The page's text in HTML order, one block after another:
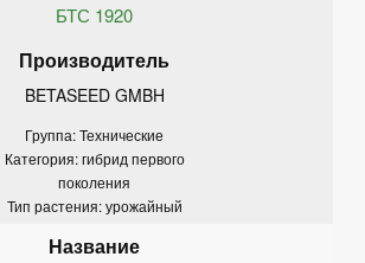
БТС 1920
BETASEED GMBH
Группа: Технические
Категория: гибрид первого
поколения
Тип растения: урожайный